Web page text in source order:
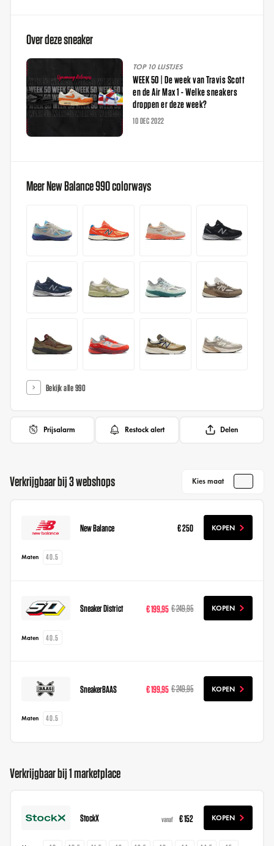
Over deze sneaker
TOP 10 LIJSTJES
WEEK 50 | De week van Travis Scott
en de Air Max 1 - Welke sneakers
droppen er deze week?
10 DEC 2022
Meer New Balance 990 colorways
Bekijk alle 990
Prijsalarm Restock alert Delen
Verkrijgbaar bij 3 webshops Kies maat
New Balance € 250 KOPEN
Maten 40.5
Sneaker District € 199,95 € 249,95 KOPEN
Maten 40.5
SneakerBAAS € 199,95 € 249,95 KOPEN
Maten 40.5
Verkrijgbaar bij 1 marketplace
StockX vanaf € 152 KOPEN